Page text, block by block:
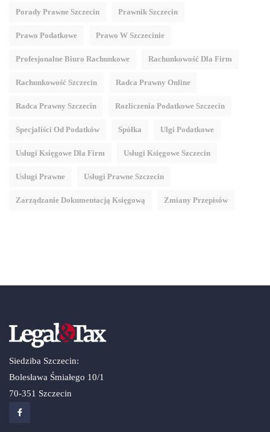
Porady Prawne Szczecin Prawnik Szczecin
Prawo Podatkowe Prawo W Szczecinie
Profesjonalne Biuro Rachunkowe Rachunkowość Dla Firm
Rachunkowość Szczecin Radca Prawny Online
Radca Prawny Szczecin Rozliczenia Podatkowe Szczecin
Specjaliści Od Podatków Spółka Ulgi Podatkowe
Usługi Księgowe Dla Firm Usługi Księgowe Szczecin
Usługi Prawne Usługi Prawne Szczecin
Zarządzanie Dokumentacją Księgową Zmiany Przepisów
Siedziba Szczecin:
Bolesława Śmiałego 10/1
70-351 Szczecin